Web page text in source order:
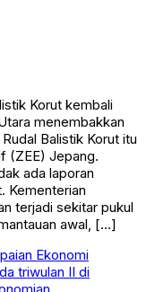
Korut kembali
menembakkan
Balistik Korut itu
(ZEE) Jepang.
ada laporan
Kementerian
terjadi sekitar pukul
awal, […]